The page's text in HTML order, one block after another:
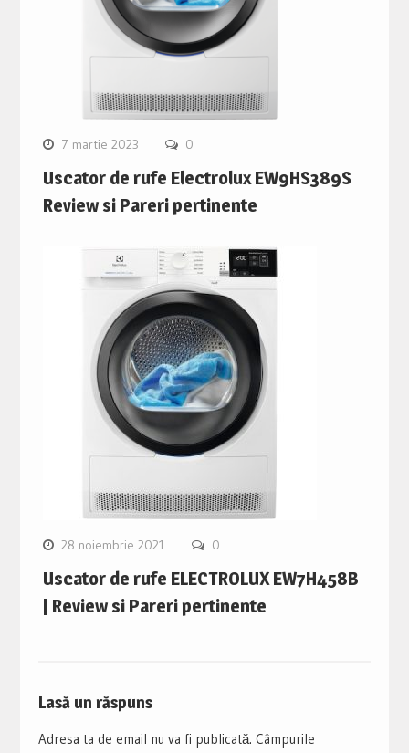
7 martie 2023 0
Uscator de rufe Electrolux EW9HS389S
Review si Pareri pertinente
28 noiembrie 2021 0
Uscator de rufe ELECTROLUX EW7H458B
| Review si Pareri pertinente
Lasă un răspuns
Adresa ta de email nu va fi publicată. Câmpurile